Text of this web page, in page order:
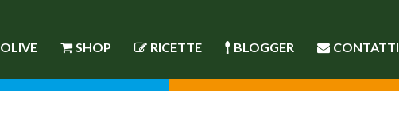
OLIVE SHOP RICETTE BLOGGER CONTATTI